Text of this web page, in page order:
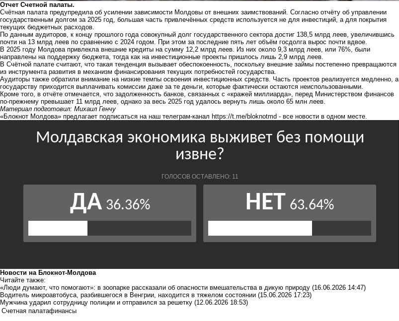
Отчет Счетной палаты.
Счётная палата предупредила об усилении зависимости Молдовы от внешних заимствований. Согласно отчёту об управлении
государственным долгом за 2025 год, большая часть привлечённых средств используется не для инвестиций, а для покрытия
текущих бюджетных расходов.
По данным аудиторов, к концу прошлого года совокупный долг государственного сектора достиг 138,5 млрд леев, увеличившись
почти на 13 млрд леев по сравнению с 2024 годом. При этом за последние пять лет объём госдолга вырос почти вдвое.
В 2025 году Молдова привлекла внешние кредиты на сумму 12,2 млрд леев. Из них около 9,3 млрд леев, или 76%, были
направлены на поддержку бюджета, тогда как на инвестиционные проекты пришлось лишь 2,9 млрд леев.
В Счётной палате считают, что такая тенденция вызывает обеспокоенность, поскольку внешние займы постепенно превращаются
из инструмента развития в механизм финансирования текущих потребностей государства.
Аудиторы также обратили внимание на низкие темпы освоения инвестиционных средств. Часть проектов реализуется медленно, а
государству приходится выплачивать комиссии даже за те деньги, которые фактически остаются неиспользованными.
Кроме того, в отчёте отмечается, что задолженность банков, связанных с «кражей миллиарда», перед Министерством финансов
по-прежнему превышает 11 млрд леев, однако за весь 2025 год удалось вернуть лишь около 65 млн леев.
Материал подготовил: Михаил Генчу
«Блокнот Молдова» предлагает подписаться на наш телеграм-канал https://t.me/bloknotmd - все новости в одном месте.
Новости на Блoкнoт-Молдова
Читайте также:
«Люди думают, что помогают»: в зоопарке рассказали об опасности вмешательства в дикую природу (16.06.2026 14:47)
Водитель микроавтобуса, разбившегося в Венгрии, находится в тяжелом состоянии (15.06.2026 17:23)
Мужчина ударил сотрудницу полиции и отправился за решетку (12.06.2026 18:53)
Счетная палатафинансы